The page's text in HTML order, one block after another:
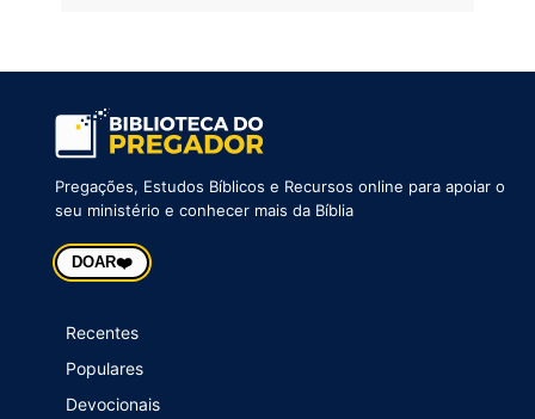
Pregações, Estudos Bíblicos e Recursos online para apoiar o
seu ministério e conhecer mais da Bíblia
DOAR❤️
Recentes
Populares
Devocionais